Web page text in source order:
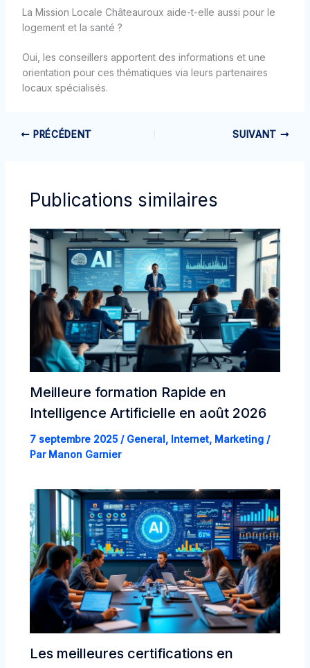
La Mission Locale Châteauroux aide-t-elle aussi pour le
logement et la santé ?
Oui, les conseillers apportent des informations et une
orientation pour ces thématiques via leurs partenaires
locaux spécialisés.
PRÉCÉDENT SUIVANT
Publications similaires
Meilleure formation Rapide en
Intelligence Artificielle en août 2026
7 septembre 2025 / General, Internet, Marketing/
Par Manon Garnier
Les meilleures certifications en